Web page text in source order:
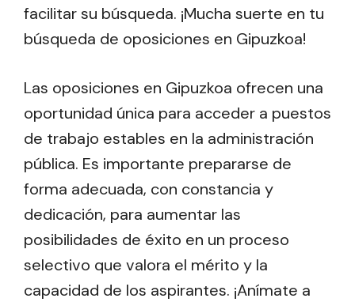
facilitar su búsqueda. ¡Mucha suerte en tu
búsqueda de oposiciones en Gipuzkoa!
Las oposiciones en Gipuzkoa ofrecen una
oportunidad única para acceder a puestos
de trabajo estables en la administración
pública. Es importante prepararse de
forma adecuada, con constancia y
dedicación, para aumentar las
posibilidades de éxito en un proceso
selectivo que valora el mérito y la
capacidad de los aspirantes. ¡Anímate a